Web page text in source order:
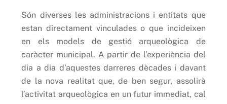
Són diverses les administracions i entitats que
estan directament vinculades o que incideixen
en els models de gestió arqueològica de
caràcter municipal. A partir de l’experiència del
dia a dia d’aquestes darreres dècades i davant
de la nova realitat que, de ben segur, assolirà
l’activitat arqueològica en un futur immediat, cal